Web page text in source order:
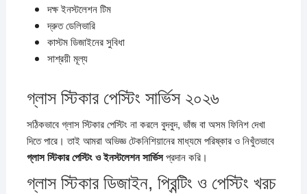
দক্ষ ইনস্টলেশন টিম
দ্রুত ডেলিভারি
কাস্টম ডিজাইনের সুবিধা
সাশ্রয়ী মূল্য
গ্লাস স্টিকার পেস্টিং সার্ভিস ২০২৬
সঠিকভাবে গ্লাস স্টিকার পেস্টিং না করলে বুদবুদ, ভাঁজ বা অসম ফিনিশ দেখা
দিতে পারে। তাই আমরা অভিজ্ঞ টেকনিশিয়ানের মাধ্যমে পরিষ্কার ও নিখুঁতভাবে
গ্লাস স্টিকার পেস্টিং ও ইনস্টলেশন সার্ভিসপ্রদান করি।
গ্লাস স্টিকার ডিজাইন, প্রিন্টিং ও পেস্টিং খরচ